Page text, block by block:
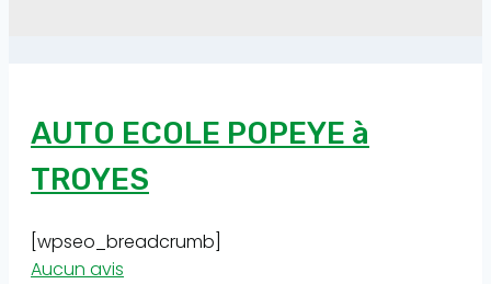
AUTO ECOLE POPEYE à
TROYES
[wpseo_breadcrumb]
Aucun avis